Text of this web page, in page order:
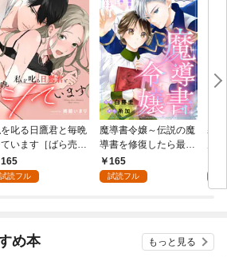
叱る日鷹君と毎晩
います［ばら売
］ 第1話
165
試読フル
魔導書令嬢～伝説の魔
導書を修復したら最強
の精霊が味方になりま
した（クールな王弟殿
165
試読フル
寡
の
～
め本 もっと見る